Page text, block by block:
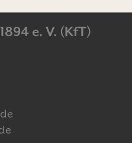
e. V. (KfT)